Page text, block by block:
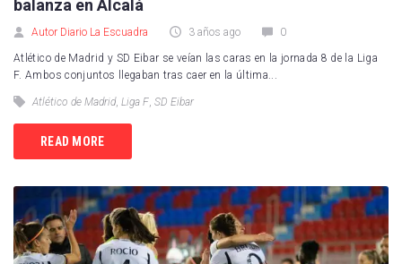
balanza en Alcalá
Autor Diario La Escuadra 3 años ago 0
Atlético de Madrid y SD Eibar se veían las caras en la jornada 8 de la Liga
F. Ambos conjuntos llegaban tras caer en la última...
Atlético de Madrid, Liga F, SD Eibar
READ MORE